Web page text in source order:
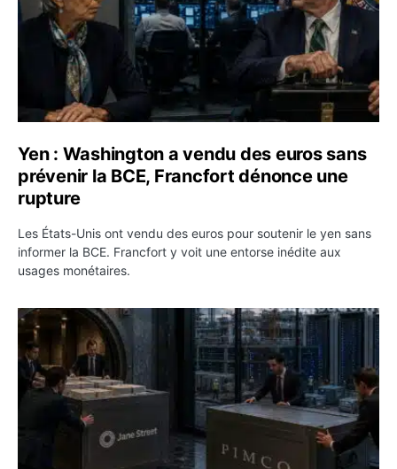
Yen : Washington a vendu des euros sans
prévenir la BCE, Francfort dénonce une
rupture
Les États-Unis ont vendu des euros pour soutenir le yen sans
informer la BCE. Francfort y voit une entorse inédite aux
usages monétaires.
Jane Street négocie le transfert de 11 milliards de